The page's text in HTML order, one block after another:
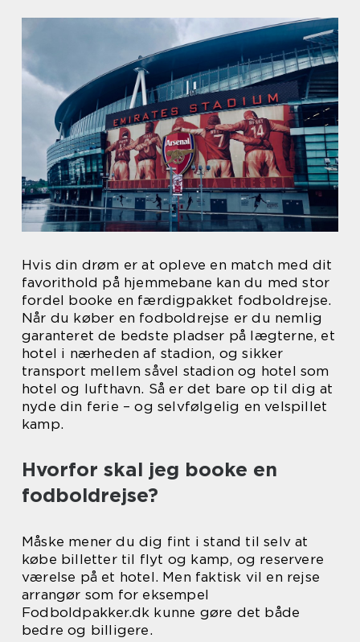
Hvis din drøm er at opleve en match med dit
favorithold på hjemmebane kan du med stor
fordel booke en færdigpakket fodboldrejse.
Når du køber en fodboldrejse er du nemlig
garanteret de bedste pladser på lægterne, et
hotel i nærheden af stadion, og sikker
transport mellem såvel stadion og hotel som
hotel og lufthavn. Så er det bare op til dig at
nyde din ferie – og selvfølgelig en velspillet
kamp.
Hvorfor skal jeg booke en
fodboldrejse?
Måske mener du dig fint i stand til selv at
købe billetter til flyt og kamp, og reservere
værelse på et hotel. Men faktisk vil en rejse
arrangør som for eksempel
Fodboldpakker.dk kunne gøre det både
bedre og billigere.